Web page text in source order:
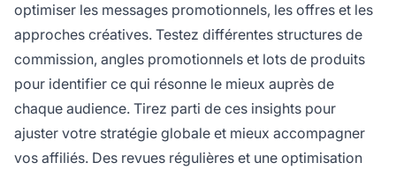
optimiser les messages promotionnels, les offres et les
approches créatives. Testez différentes structures de
commission, angles promotionnels et lots de produits
pour identifier ce qui résonne le mieux auprès de
chaque audience. Tirez parti de ces insights pour
ajuster votre stratégie globale et mieux accompagner
vos affiliés. Des revues régulières et une optimisation